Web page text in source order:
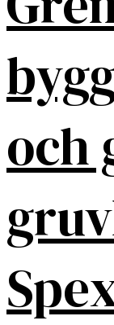
och